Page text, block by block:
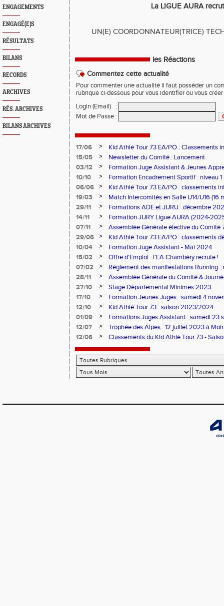
ENGAGEMENTS
ENGAGÉ(E)S
RÉSULTATS
BILANS
RECORDS
ARCHIVES
RÉS. ARCHIVES
BILANS ARCHIVES
La LIGUE AURA
UN(E) COORDONNATEUR(TRICE)
les Réactions
Commentez cette actualité
Pour commenter une actualité il faut posséder un
rubrique ci-dessous pour vous identifier ou vous
Login (Email)
:
Mot de Passe :
17/06 >
Kid Athlé Tour 73 EA/PO : Classements
15/05
>
Newsletter du Comité : Lancement
03/12
>
Formation Juge Assistant & Jeunes
Aix-les-Bains
10/10 >
Formation Encadrement Sportif : niveau
2025 à Pontcharra)
06/06 >
Kid Athlé Tour 73 EA/PO : classements
19/03
>
Match Intercomités en Salle U14/U16 (16
29/11
>
Formations ADE et JURU : décembre
14/11
>
Formation JURY Ligue AURA (2024-
07/11
>
Assemblée Générale élective du Comité
29/06
>
Kid Athlé Tour 73 EA/PO : classements
10/04
>
Formation Juge Assistant - Mai 2024
15/02
>
Offre d'Emploi : l'EA Chambéry recrute !
07/02
>
Règlement des manifestations Running :
28/11
>
Assemblée Générale du Comité &
27/10
>
Stage Départemental Minimes 2023
17/10
>
Formation Jeunes Juges : samedi 4
12/10
>
Kid Athlé Tour 73 : saison 2023/2024
01/09
>
Formations Juges Assistant : samedi 23
12/07
>
Trophée des Alpes : 12 juillet 2023 à
12/06
> Classements du Kid Athlé Tour 73 -